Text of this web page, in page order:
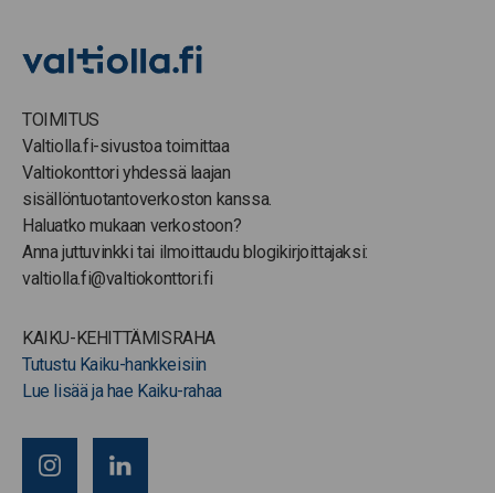
TOIMITUS
Valtiolla.fi-sivustoa toimittaa
Valtiokonttori yhdessä laajan
sisällöntuotantoverkoston kanssa.
Haluatko mukaan verkostoon?
Anna juttuvinkki tai ilmoittaudu blogikirjoittajaksi:
valtiolla.fi@valtiokonttori.fi
KAIKU-KEHITTÄMISRAHA
Tutustu Kaiku-hankkeisiin
Lue lisää ja hae Kaiku-rahaa